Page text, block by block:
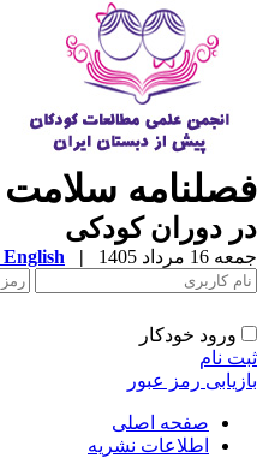
فصلنامه
در دوران کودکی
جمعه 16 مرداد 1405 |
English
ورود خودکار
ثبت نام
بازیابی رمز عبور
صفحه اصلی
اطلاعات نشریه